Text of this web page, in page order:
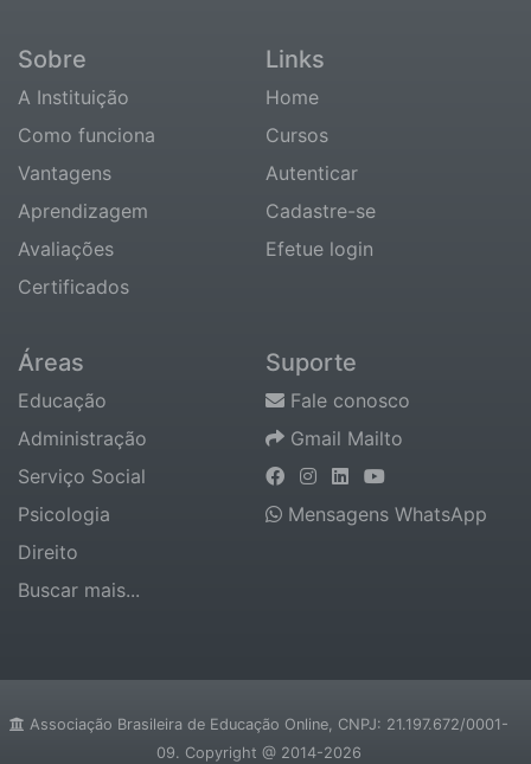
Sobre
A Instituição
Como funciona
Vantagens
Aprendizagem
Avaliações
Certificados
Links
Home
Cursos
Autenticar
Cadastre-se
Efetue login
Áreas
Educação
Administração
Serviço Social
Psicologia
Direito
Buscar mais...
Suporte
Fale conosco
Gmail Mailto
Mensagens WhatsApp
Associação Brasileira de Educação Online, CNPJ: 21.197.672/0001-
09. Copyright @ 2014-2026